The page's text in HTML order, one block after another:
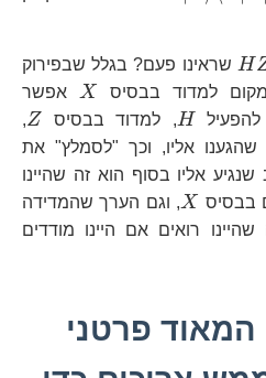
H שראינו פעם? בגלל שבפירוק
למדוד בבסיס
X אפשר
H, למדוד בבסיס Z
,
H
אליו, וכך "לסמלץ" את
X
אליו בסוף הוא זה שהיינו
בבסיס X, וגם הערך שהמדידה
\pm1
רואים אם היינו מודדים
המאוד פרטני